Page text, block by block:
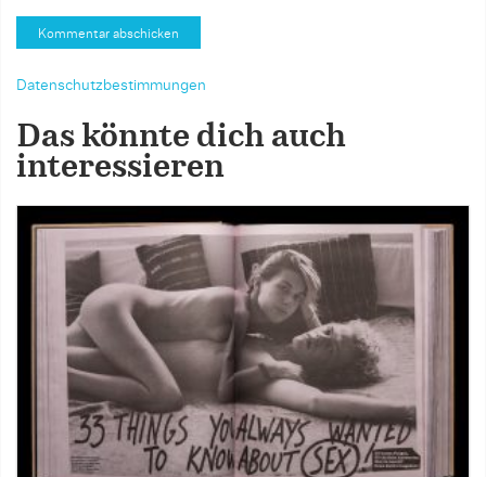
Datenschutzbestimmungen
Das könnte dich auch
interessieren